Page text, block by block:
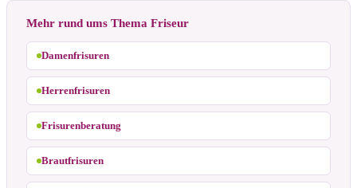
Mehr rund ums Thema Friseur
Damenfrisuren
Herrenfrisuren
Frisurenberatung
Brautfrisuren